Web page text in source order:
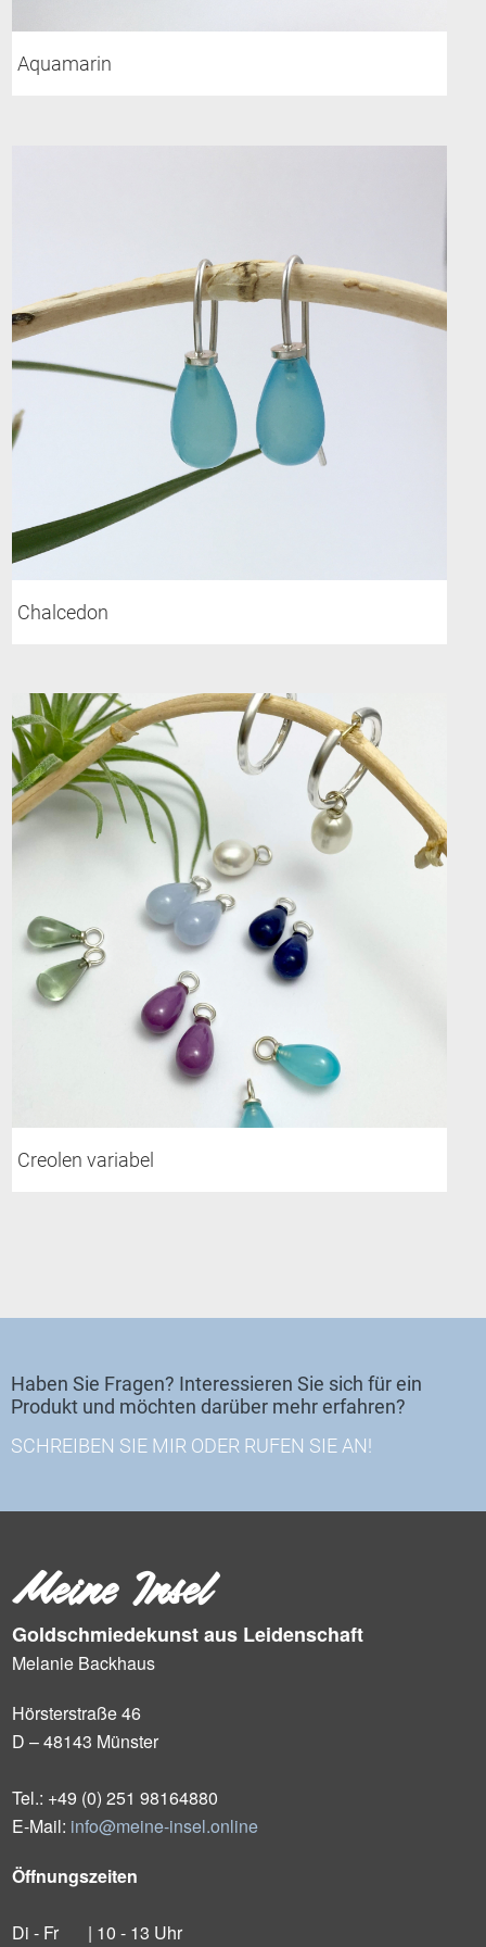
Aquamarin
Chalcedon
Creolen variabel
Haben Sie Fragen? Interessieren Sie sich für ein
Produkt und möchten darüber mehr erfahren?
SCHREIBEN SIE MIR ODER RUFEN SIE AN!
Meine Insel
Goldschmiedekunst aus Leidenschaft
Melanie Backhaus
Hörsterstraße 46
D – 48143 Münster
Tel.: +49 (0) 251 98164880
E-Mail: info@meine-insel.online
Öffnungszeiten
Di - Fr | 10 - 13 Uhr